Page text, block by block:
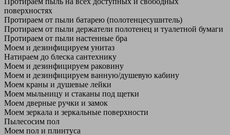
поверхностях
Протираем от пыли батарею (полотенцесушитель)
Протираем от пыли держатели полотенец и туалетной бумаги
Протираем от пыли настенные бра
Моем и дезинфицируем унитаз
Натираем до блеска сантехнику
Моем и дезинфицируем раковину
Моем и дезинфицируем ванную/душевую кабину
Моем краны и душевые лейки
Моем мыльницу и стаканы под щетки
Моем дверные ручки и замок
Моем зеркала и зеркальные поверхности
Пылесосим пол
Моем пол и плинтуса